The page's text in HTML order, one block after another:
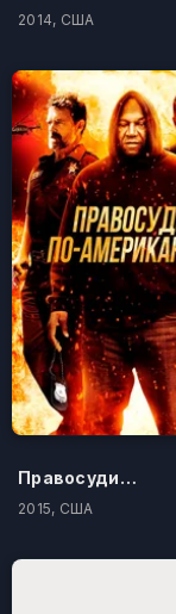
2014, США
Правосудие по-американски
2015, США